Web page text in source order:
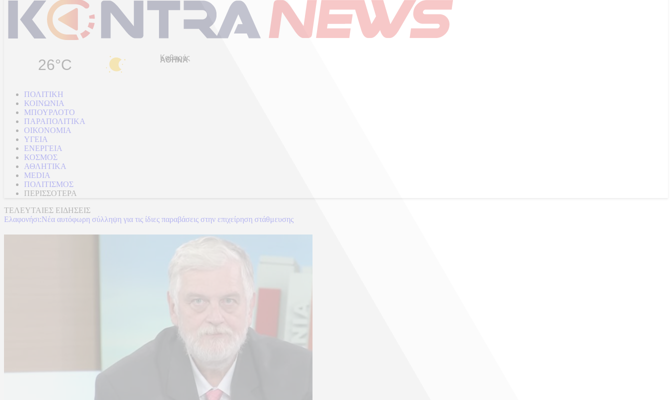
26°C Καθαρός
ΠΟΛΙΤΙΚΗ
ΚΟΙΝΩΝΙΑ
ΜΠΟΥΡΛΟΤΟ
ΠΑΡΑΠΟΛΙΤΙΚΑ
ΟΙΚΟΝΟΜΙΑ
ΥΓΕΙΑ
ΕΝΕΡΓΕΙΑ
ΚΟΣΜΟΣ
ΑΘΛΗΤΙΚΑ
MEDIA
ΠΟΛΙΤΙΣΜΟΣ
ΠΕΡΙΣΣΟΤΕΡΑ
ΤΕΛΕΥΤΑΙΕΣ ΕΙΔΗΣΕΙΣ
Ελαφονήσι:Νέα αυτόφωρη σύλληψη για τις ίδιες παραβάσεις στην επιχείρηση στάθμευσης